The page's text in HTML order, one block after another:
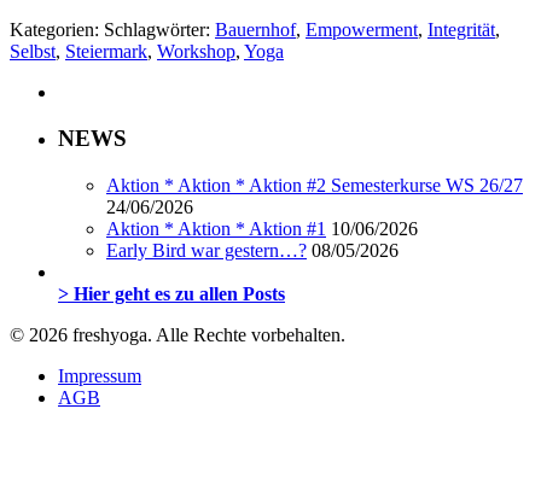
Kategorien: Schlagwörter: Bauernhof, Empowerment, Integrität,
Selbst, Steiermark, Workshop, Yoga
NEWS
Aktion * Aktion * Aktion #2 Semesterkurse WS 26/27
24/06/2026
Aktion * Aktion * Aktion #1 10/06/2026
Early Bird war gestern…? 08/05/2026
> Hier geht es zu allen Posts
© 2026 freshyoga. Alle Rechte vorbehalten.
Impressum
AGB